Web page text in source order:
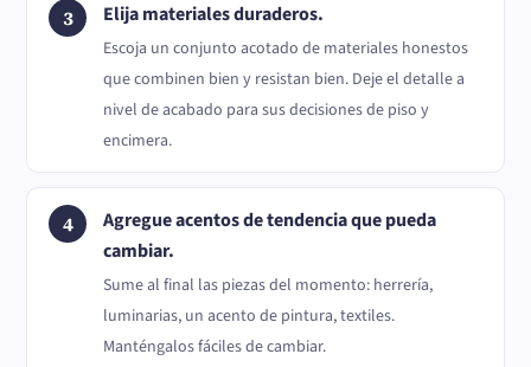
Elija materiales duraderos.
Escoja un conjunto acotado de materiales honestos
que combinen bien y resistan bien. Deje el detalle a
nivel de acabado para sus decisiones de piso y
encimera.
Agregue acentos de tendencia que pueda
cambiar.
Sume al final las piezas del momento: herrería,
luminarias, un acento de pintura, textiles.
Manténgalos fáciles de cambiar.